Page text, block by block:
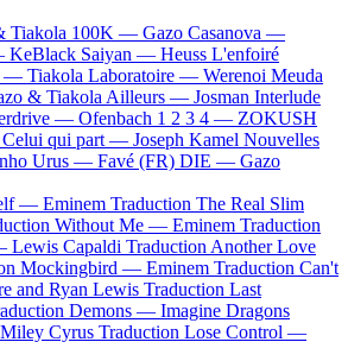
Tiakola 100K — Gazo Casanova —
KeBlack Saiyan — Heuss L'enfoiré
— Tiakola Laboratoire — Werenoi Meuda
& TiakolaAilleurs — Josman Interlude
— Ofenbach 1 2 3 4 — ZOKUSH
Celui qui part — Joseph Kamel Nouvelles
Urus — Favé (FR) DIE — Gazo
— Eminem Traduction The Real Slim
Without Me — Eminem Traduction
Lewis Capaldi Traduction Another Love
Mockingbird — Eminem Traduction Can't
and Ryan Lewis Traduction Last
Demons — Imagine Dragons
Miley Cyrus Traduction Lose Control —